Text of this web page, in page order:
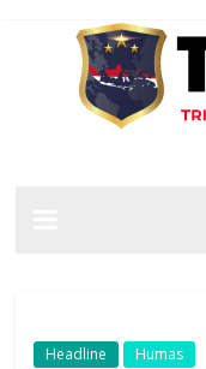
Headline Humas